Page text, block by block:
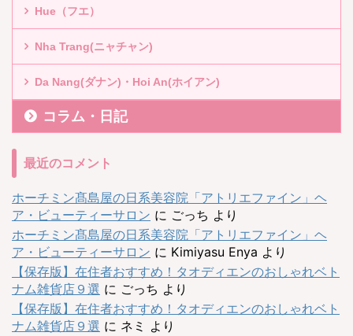
Hue（フエ）
Nha Trang(ニャチャン)
Da Nang(ダナン)・Hoi An(ホイアン)
コラム・日記
最近のコメント
ホーチミン髙島屋の日系美容院「アトリエファイン」ヘ
ア・ビューティーサロン に ごっち より
ホーチミン髙島屋の日系美容院「アトリエファイン」ヘ
ア・ビューティーサロン に Kimiyasu Enya より
【保存版】在住者おすすめ！タオディエンのおしゃれベト
ナム雑貨店９選 に ごっち より
【保存版】在住者おすすめ！タオディエンのおしゃれベト
ナム雑貨店９選 に ネミ より